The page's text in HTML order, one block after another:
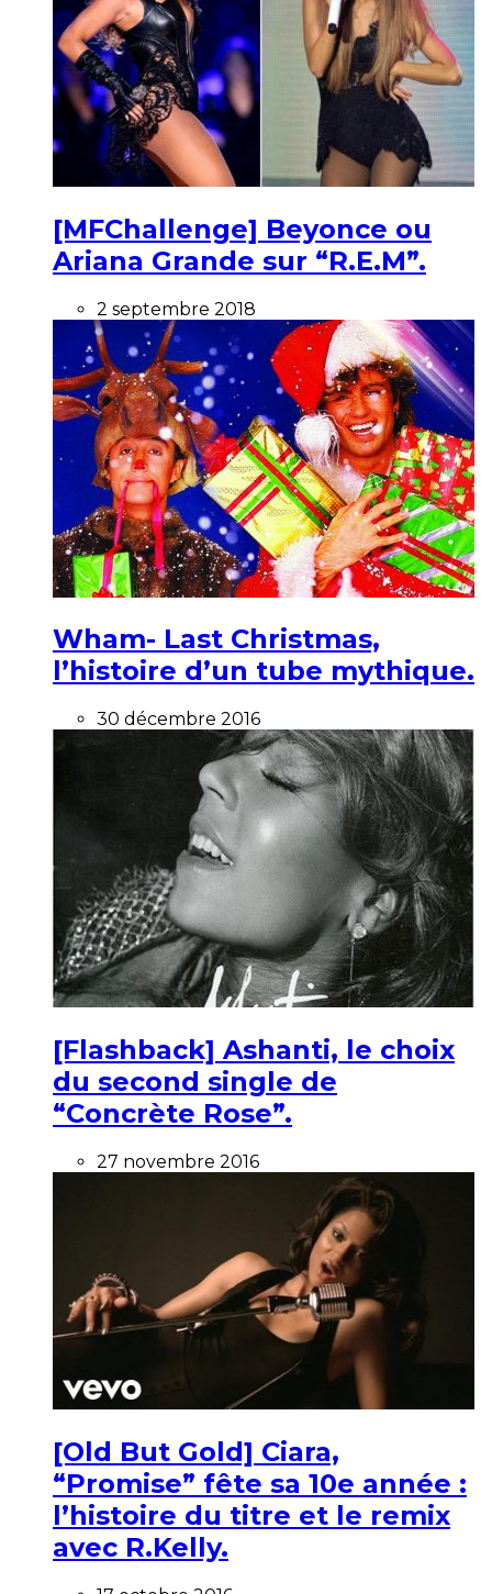
[MFChallenge] Beyonce ou
Ariana Grande sur “R.E.M”.
2 septembre 2018
Wham- Last Christmas,
l’histoire d’un tube mythique.
30 décembre 2016
[Flashback] Ashanti, le choix
du second single de
“Concrète Rose”.
27 novembre 2016
[Old But Gold] Ciara,
“Promise” fête sa 10e année :
l’histoire du titre et le remix
avec R.Kelly.